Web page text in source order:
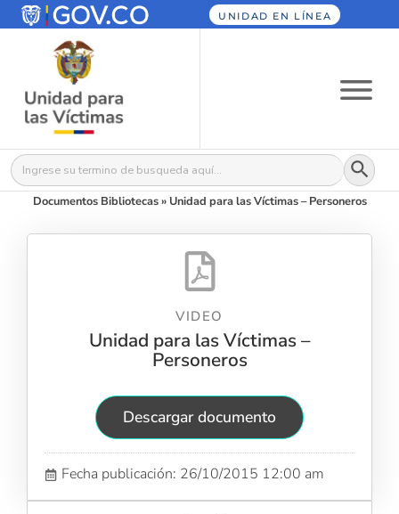
UNIDAD EN LÍNEA
Buscar: Botón
Documentos Bibliotecas» Unidad para las Víctimas – Personeros
VIDEO
Unidad para las Víctimas –
Personeros
Descargar documento
Fecha publicación: 26/10/2015 12:00 am